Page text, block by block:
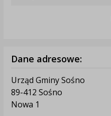
Dane adresowe:
Urząd Gminy Sośno
89-412 Sośno
Nowa 1